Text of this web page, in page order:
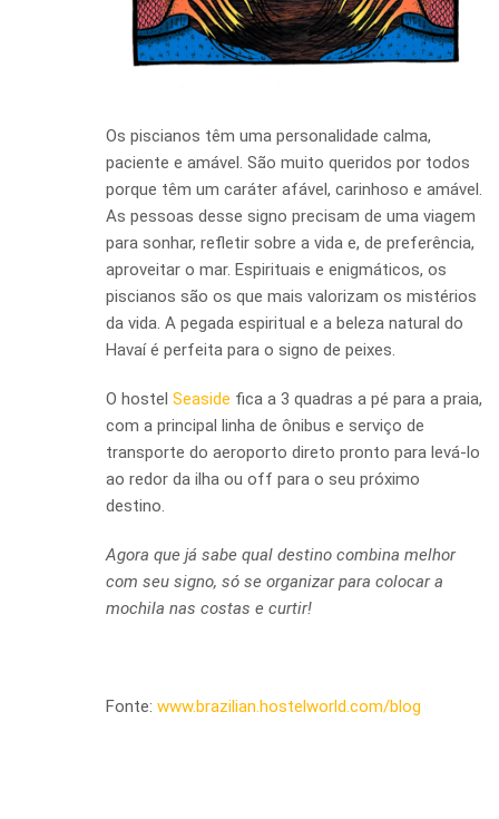
Os piscianos têm uma personalidade calma,
paciente e amável. São muito queridos por todos
porque têm um caráter afável, carinhoso e amável.
As pessoas desse signo precisam de uma viagem
para sonhar, refletir sobre a vida e, de preferência,
aproveitar o mar. Espirituais e enigmáticos, os
piscianos são os que mais valorizam os mistérios
da vida. A pegada espiritual e a beleza natural do
Havaí é perfeita para o signo de peixes.
O hostel Seaside fica a 3 quadras a pé para a praia,
com a principal linha de ônibus e serviço de
transporte do aeroporto direto pronto para levá-lo
ao redor da ilha ou off para o seu próximo
destino.
Agora que já sabe qual destino combina melhor
com seu signo, só se organizar para colocar a
mochila nas costas e curtir!
Fonte: www.brazilian.hostelworld.com/blog